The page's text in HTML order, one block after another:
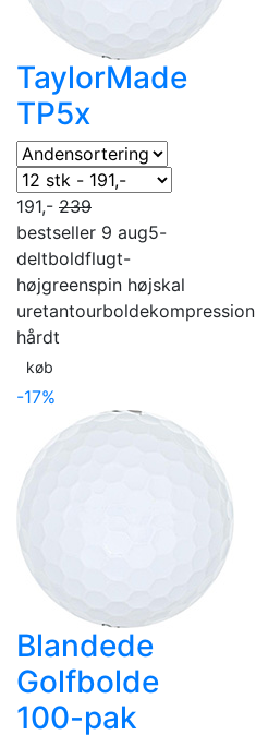
TaylorMade
TP5x
191,- 239
bestseller 9 aug5-
deltboldflugt-
højgreenspin højskal
uretantourboldekompression
hårdt
køb
-17%
Blandede
Golfbolde
100-pak